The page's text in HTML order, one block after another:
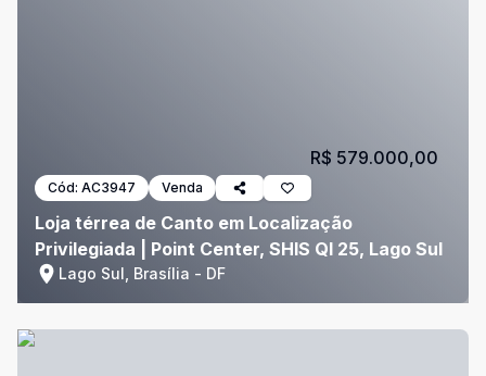
Cód: AC3947 Venda
Loja térrea de Canto em Localização
Privilegiada | Point Center, SHIS QI 25, Lago Sul
Lago Sul, Brasília - DF
R$ 579.000,00